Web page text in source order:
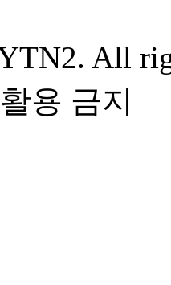
All
용 금지